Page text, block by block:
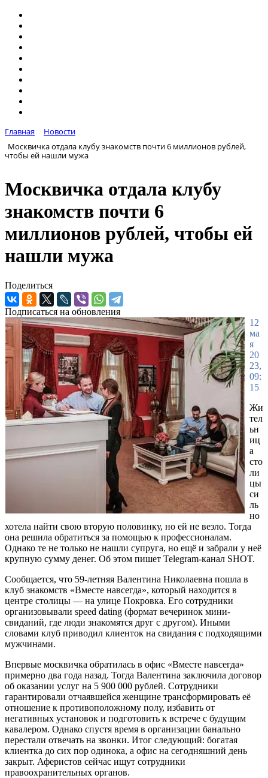
Главная
Новости
Москвичка отдала клубу знакомств почти 6 миллионов рублей,
чтобы ей нашли мужа
Москвичка отдала клубу
знакомств почти 6
миллионов рублей, чтобы ей
нашли мужа
Поделиться
Подписаться на обновления
12
ма
я
20
23,
09:
15
Жи
тел
ьн
иц
а
сто
ли
цы
си
ль
но
хотела найти свою вторую половинку, но ей не везло. Тогда
она решила обратиться за помощью к профессионалам.
Однако те не только не нашли супруга, но ещё и забрали у неё
крупную сумму денег. Об этом пишет Telegram-канал SHOT.
Сообщается, что 59-летняя Валентина Николаевна пошла в
клуб знакомств «Вместе навсегда», который находится в
центре столицы — на улице Покровка. Его сотрудники
организовывали speed dating (формат вечеринок мини-
свиданий, где люди знакомятся друг с другом). Иными
словами клуб приводил клиенток на свидания с подходящими
мужчинами.
Впервые москвичка обратилась в офис «Вместе навсегда»
примерно два года назад. Тогда Валентина заключила договор
об оказании услуг на 5 900 000 рублей. Сотрудники
гарантировали отчаявшейся женщине трансформировать её
отношение к противоположному полу, избавить от
негативных установок и подготовить к встрече с будущим
кавалером. Однако спустя время в организации банально
перестали отвечать на звонки. Итог следующий: богатая
клиентка до сих пор одинока, а офис на сегодняшний день
закрыт. Аферистов сейчас ищут сотрудники
правоохранительных органов.